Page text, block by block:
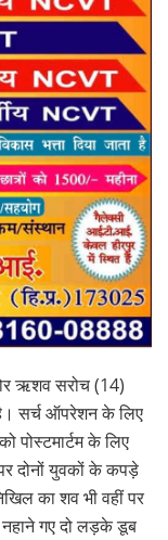
ऋशव सरोच (14)
सर्च ऑपरेशन के लिए
पोस्टमार्टम के लिए
दोनों युवकों के कपड़े
का शव भी वहीं पर
नहाने गए दो लड़के डूब